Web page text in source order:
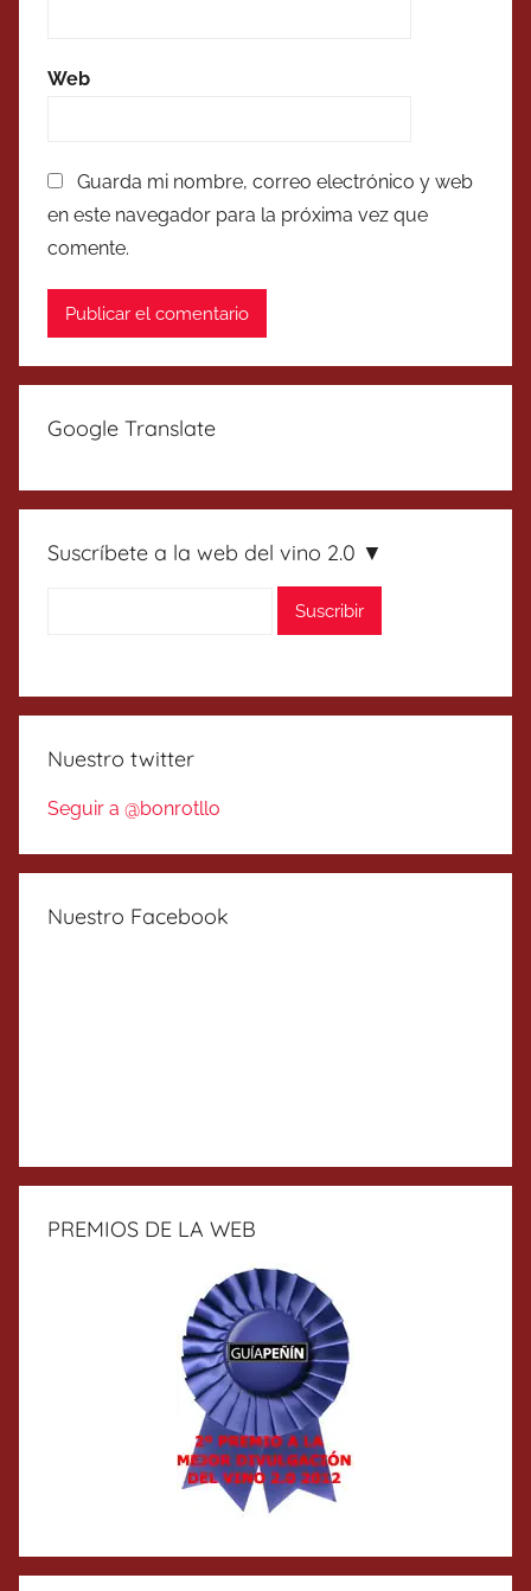
Web
Guarda mi nombre, correo electrónico y web
en este navegador para la próxima vez que
comente.
Google Translate
Suscríbete a la web del vino 2.0 ▼
Nuestro twitter
Seguir a @bonrotllo
Nuestro Facebook
PREMIOS DE LA WEB